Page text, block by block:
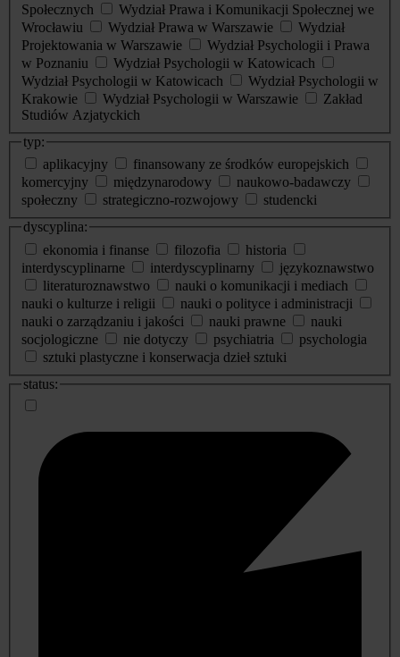
Społecznych
Wydział Prawa i Komunikacji Społecznej we
Wrocławiu
Wydział Prawa w Warszawie
Wydział
Projektowania w Warszawie
Wydział Psychologii i Prawa
w Poznaniu
Wydział Psychologii w Katowicach
Wydział Psychologii w Katowicach
Wydział Psychologii w
Krakowie
Wydział Psychologii w Warszawie
Zakład
Studiów Azjatyckich
typ:
aplikacyjny
finansowany ze środków europejskich
komercyjny
międzynarodowy
naukowo-badawczy
społeczny
strategiczno-rozwojowy
studencki
dyscyplina:
ekonomia i finanse
filozofia
historia
interdyscyplinarne
interdyscyplinarny
językoznawstwo
literaturoznawstwo
nauki o komunikacji i mediach
nauki o kulturze i religii
nauki o polityce i administracji
nauki o zarządzaniu i jakości
nauki prawne
nauki
socjologiczne
nie dotyczy psychiatria
psychologia
sztuki plastyczne i konserwacja dzieł sztuki
status: